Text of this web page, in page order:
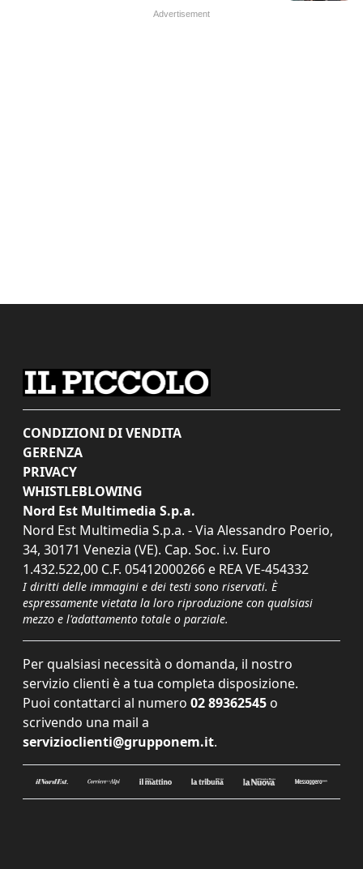
CONDIZIONI DI VENDITA
GERENZA
PRIVACY
WHISTLEBLOWING
Nord Est Multimedia S.p.a.
Nord Est Multimedia S.p.a. - Via Alessandro Poerio,
34, 30171 Venezia (VE). Cap. Soc. i.v. Euro
1.432.522,00 C.F. 05412000266 e REA VE-454332
I diritti delle immagini e dei testi sono riservati. È
espressamente vietata la loro riproduzione con qualsiasi
mezzo e l'adattamento totale o parziale.
Per qualsiasi necessità o domanda, il nostro
servizio clienti è a tua completa disposizione.
Puoi contattarci al numero 02 89362545 o
scrivendo una mail a
servizioclienti@grupponem.it.